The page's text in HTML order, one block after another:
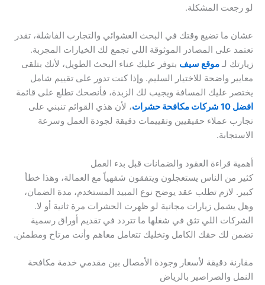
لو رجعت المشكلة.
عشان ما تضيع وقتك في البحث العشوائي والتجارب الفاشلة، تقدر
تعتمد على المصادر الموثوقة اللي تجمع لك الخيارات المجربة.
زيارتك لـ موقع سيف بتوفر عليك عناء البحث الطويل، لأنك بتلقى
معايير واضحة للاختيار السليم. وإذا كنت تدور على تقييم شامل
يختصر عليك المسافة ويجيب لك الزبدة، فأنصحك تطلع على قائمة
افضل 10 شركات مكافحة حشرات
، لأن هذي القوائم تنبني على
تجارب عملاء حقيقيين وتقييمات دقيقة لجودة العمل وسرعة
الاستجابة.
أهمية قراءة العقود والضمانات قبل بدء العمل
كثير من الناس يستعجلون ويتفقون شفهياً مع العمالة، وهذا خطأ
كبير. لازم تطلب عقد يوضح نوع المبيد المستخدم، مدة الضمان،
وهل يشمل زيارات مجانية لو ظهرت الحشرات مرة ثانية أو لا.
الشركات اللي تثق في شغلها ما تتردد في تقديم أوراق رسمية
تضمن لك حقك الكامل وتخليك تتعامل معاهم وأنت مرتاح ومطمئن.
مقارنة دقيقة لأسعار وجودة الأمصال بين مقدمي خدمة مكافحة
النمل والصراصير بالرياض